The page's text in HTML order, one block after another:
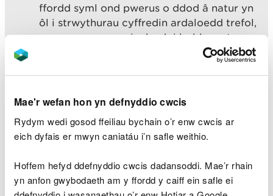
Mae'r wefan hon yn defnyddio cwcis
Rydym wedi gosod ffeiliau bychain o’r enw cwcis ar
eich dyfais er mwyn caniatáu i’n safle weithio.
Hoffem hefyd ddefnyddio cwcis dadansoddi. Mae’r rhain
yn anfon gwybodaeth am y ffordd y caiff ein safle ei
ffordd syml ond pwerus o ddod â natur yn
ôl i strwythurau cyffredin ardaloedd trefol,
gan greu mannau iachach i bobl a natur
Dywedodd arweinydd Cyngor Abertawe, Rob
Stewart:
gwyrdd, gyda chymorth gwaith y cyngor
yn mynd i'r afael â'r argyfwng hinsawdd ac
argyfwng natur - ac roeddem yn falch o